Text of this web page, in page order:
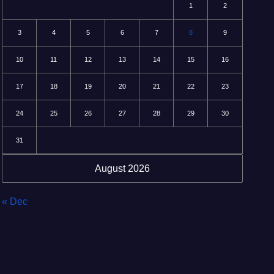
August 2026
1 2
3 4 5 6 7 8 9
10 11 12 13 14 15 16
17 18 19 20 21 22 23
24 25 26 27 28 29 30
31
« Dec